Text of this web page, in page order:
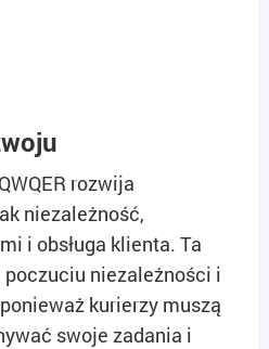
rozwija
niezależność,
i obsługa klienta. Ta
niezależności i
kurierzy muszą
swoje zadania i